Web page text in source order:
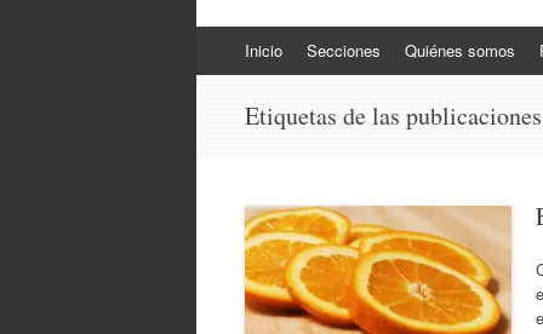
al
Inicio Secciones Quiénes somos
Etiquetas de las